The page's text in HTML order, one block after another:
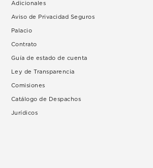
Adicionales
Aviso de Privacidad Seguros
Palacio
Contrato
Guía de estado de cuenta
Ley de Transparencia
Comisiones
Catálogo de Despachos
Jurídicos